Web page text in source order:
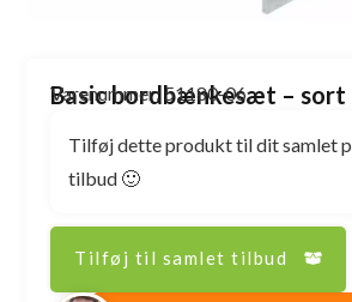
Basic bordbænkesæt – sort
Varenummer: 51180-06
Tilføj dette produkt til dit samlet
tilbud 🙂
Tilføj til samlet tilbud